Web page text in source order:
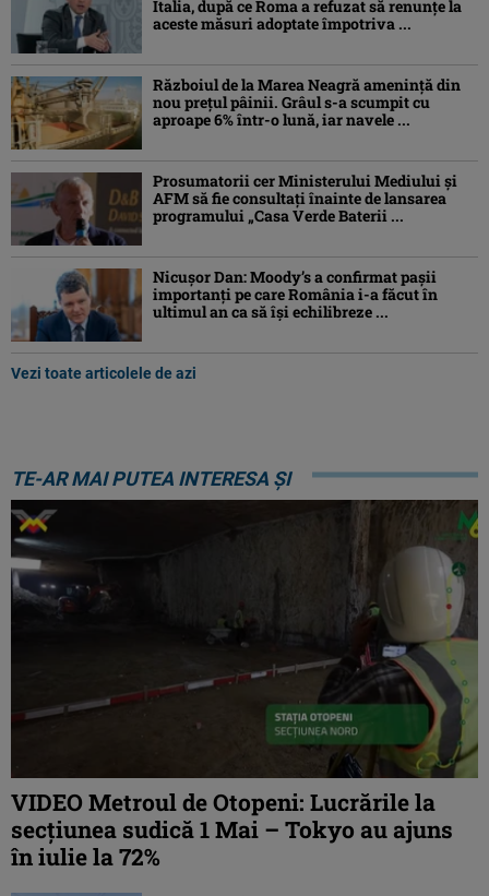
Italia, după ce Roma a refuzat să renunțe la
aceste măsuri adoptate împotriva ...
Războiul de la Marea Neagră amenință din
nou prețul pâinii. Grâul s-a scumpit cu
aproape 6% într-o lună, iar navele ...
Prosumatorii cer Ministerului Mediului și
AFM să fie consultați înainte de lansarea
programului „Casa Verde Baterii ...
Nicușor Dan: Moody’s a confirmat pașii
importanți pe care România i-a făcut în
ultimul an ca să își echilibreze ...
Vezi toate articolele de azi
TE-AR MAI PUTEA INTERESA ȘI
VIDEO Metroul de Otopeni: Lucrările la
secțiunea sudică 1 Mai – Tokyo au ajuns
în iulie la 72%